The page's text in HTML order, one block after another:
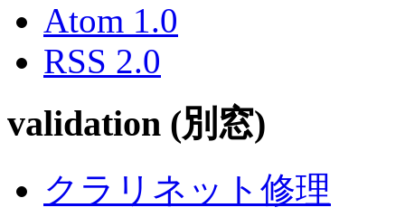
Atom 1.0
RSS 2.0
validation (別窓)
クラリネット修理